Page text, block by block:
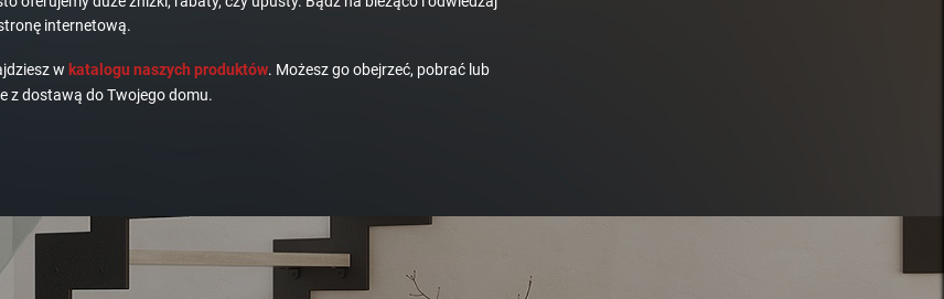
internetową.
w katalogu naszych produktów. Możesz go obejrzeć, pobrać lub
z dostawą do Twojego domu.